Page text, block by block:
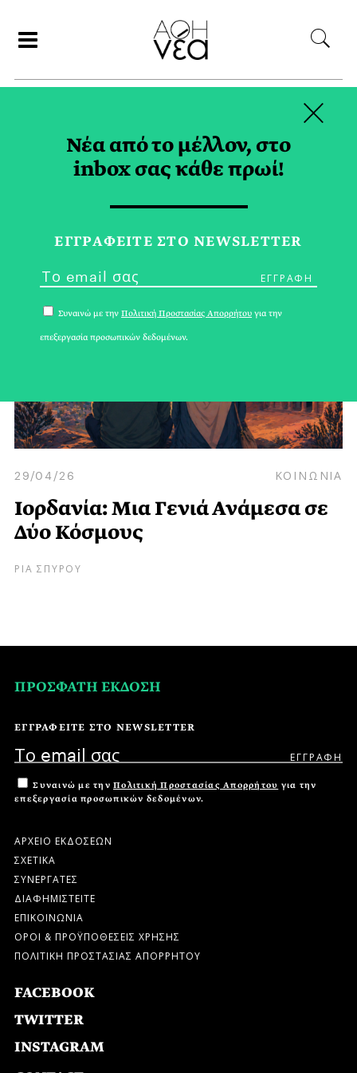
ΑΣ-ΣΑΛΤ TAG
29/04/26 ΚΟΙΝΩΝΙΑ
Ιορδανία: Μια Γενιά Ανάμεσα σε
Δύο Κόσμους
ΡΙΑ ΣΠΥΡΟΥ
ΠΡΟΣΦΑΤΗ ΕΚΔΟΣΗ
ΕΓΓΡΑΦΕΙΤΕ ΣΤΟ NEWSLETTER
Συναινώ με την Πολιτική Προστασίας Απορρήτου για την
επεξεργασία προσωπικών δεδομένων.
ΑΡΧΕΙΟ ΕΚΔΟΣΕΩΝ
ΣΧΕΤΙΚΑ
ΣΥΝΕΡΓΑΤΕΣ
ΔΙΑΦΗΜΙΣΤΕΙΤΕ
ΕΠΙΚΟΙΝΩΝΙΑ
ΟΡΟΙ & ΠΡΟΫΠΟΘΕΣΕΙΣ ΧΡΗΣΗΣ
ΠΟΛΙΤΙΚΗ ΠΡΟΣΤΑΣΙΑΣ ΑΠΟΡΡΗΤΟΥ
FACEBOOK
TWITTER
INSTAGRAM
Νέα από το μέλλον, στο
inbox σας κάθε πρωί!
ΕΓΓPΑΦΕΙΤΕ ΣΤΟ NEWSLETTER
Συναινώ με την Πολιτική Προστασίας Απορρήτου για την
επεξεργασία προσωπικών δεδομένων.
×